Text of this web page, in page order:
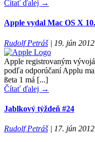
Čítať ďalej →
Apple vydal Mac OS X
Rudolf Petráš| 19. jún 2012
Apple registrovaným
podľa odporúčaní Applu
ßeta 1 má [...]
Čítať ďalej →
Jablkový týždeň #24
Rudolf Petráš| 17. jún 2012